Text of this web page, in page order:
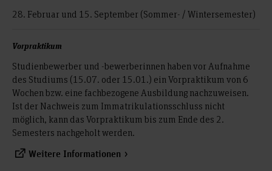
28. Februar und 15. September (Sommer- / Wintersemester)
Vorpraktikum
Studienbewerber und -bewerberinnen haben vor Aufnahme
des Studiums (15.07. oder 15.01.) ein Vorpraktikum von 6
Wochen bzw. eine fachbezogene Ausbildung nachzuweisen.
Ist der Nachweis zum Immatrikulationsschluss nicht
möglich, kann das Vorpraktikum bis zum Ende des 2.
Semesters nachgeholt werden.
Weitere Informationen